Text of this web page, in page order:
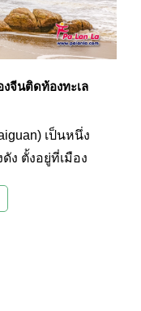
จีนติดท้องทะเล
เป็นหนึ่ง
ง ตั้งอยู่ที่เมือง